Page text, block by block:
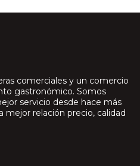
comerciales y un comercio
gastronómico. Somos
servicio desde hace más
mejor relación precio, calidad